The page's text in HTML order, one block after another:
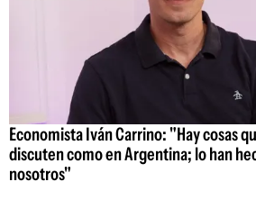
Economista Iván Carrino: "Hay cosas
discuten como en Argentina; lo han
nosotros"